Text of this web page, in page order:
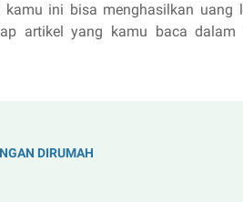
ini bisa menghasilkan uang
artikel yang kamu baca dalam
DIRUMAH